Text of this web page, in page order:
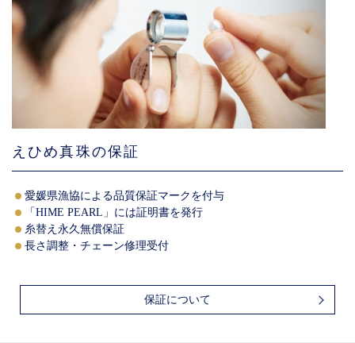
えひめ真珠の保証
愛媛県漁協による品質保証マークを付与
「HIME PEARL」には証明書を発行
糸替え永久無償保証
長さ調整・チェーン修理受付
保証について